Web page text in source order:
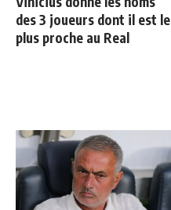
des 3 joueurs dont il est le
plus proche au Real